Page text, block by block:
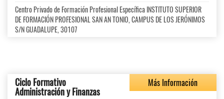
Centro Privado de Formación Profesional Específica INSTITUTO SUPERIOR
DE FORMACIÓN PROFESIONAL SAN AN TONIO, CAMPUS DE LOS JERÓNIMOS
S/N GUADALUPE, 30107
Ciclo Formativo
Administración y Finanzas
Más Información